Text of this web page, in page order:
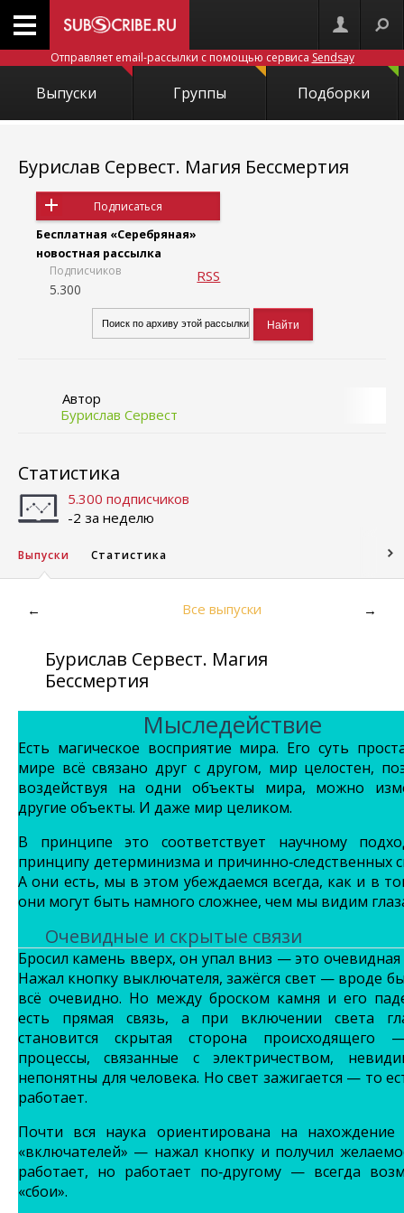
Отправляет email-рассылки с помощью сервиса Sendsay
Выпуски Группы Подборки
Бурислав Сервест. Магия Бессмертия
Подписаться
Бесплатная «Серебряная»
новостная рассылка
Подписчиков
5.300
RSS
Автор
Бурислав Сервест
Статистика
5.300 подписчиков
-2 за неделю
Выпуски Статистика
← Все выпуски →
Бурислав Сервест. Магия
Бессмертия
Мыследействие
Есть магическое восприятие мира. Его суть
мире всё связано друг с другом, мир целостен,
воздействуя на одни объекты мира, можно
другие объекты. И даже мир целиком.
В принципе это соответствует научному
принципу детерминизма и причинно‑следственных
А они есть, мы в этом убеждаемся всегда, как и в
они могут быть намного сложнее, чем мы видим
Очевидные и скрытые связи
Бросил камень вверх, он упал вниз — это очевидная
Нажал кнопку выключателя, зажёгся свет — вроде
всё очевидно. Но между броском камня и его
есть прямая связь, а при включении света
становится скрытая сторона происходящего
процессы, связанные с электричеством,
непонятны для человека. Но свет зажигается — то
работает.
Почти вся наука ориентирована на нахождение
«включателей» — нажал кнопку и получил
работает, но работает по‑другому — всегда
«сбои».